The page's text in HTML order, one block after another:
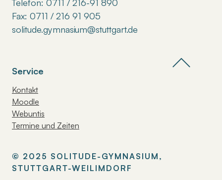
Telefon: 0711 / 216-91 890
Fax: 0711 / 216 91 905
solitude.gymnasium@stuttgart.de
Service
Kontakt
Moodle
Webuntis
Termine und Zeiten
© 2025 SOLITUDE-GYMNASIUM,
STUTTGART-WEILIMDORF